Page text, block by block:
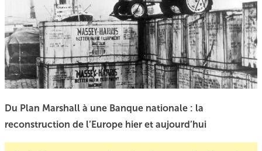
Du Plan Marshall à une Banque nationale : la
reconstruction de l’Europe hier et aujourd’hui